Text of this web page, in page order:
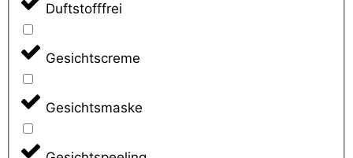
Duftstofffrei
Gesichtscreme
Gesichtsmaske